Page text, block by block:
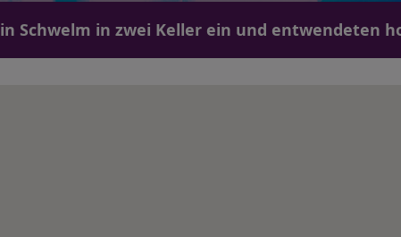
Schwelm in zwei Keller ein und entwendeten